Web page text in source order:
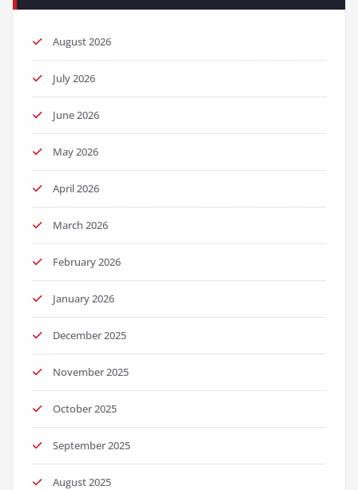
August 2026
July 2026
June 2026
May 2026
April 2026
March 2026
February 2026
January 2026
December 2025
November 2025
October 2025
September 2025
August 2025